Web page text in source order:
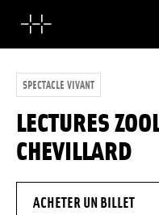
SPECTACLE VIVANT
LECTURES
CHEVILLARD
ACHETER UN BILLET-